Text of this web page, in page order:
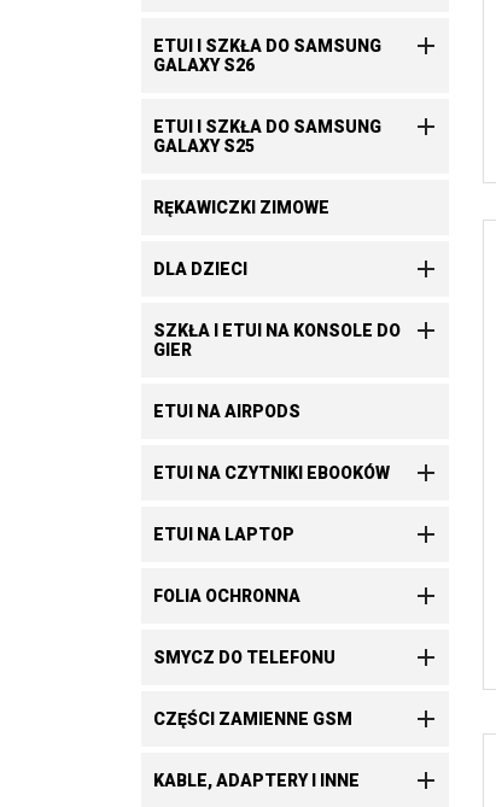
ETUI I SZKŁA DO SAMSUNG
GALAXY S26

ETUI I SZKŁA DO SAMSUNG
GALAXY S25

RĘKAWICZKI ZIMOWE
DLA DZIECI 
SZKŁA I ETUI NA KONSOLE DO
GIER

ETUI NA AIRPODS
ETUI NA CZYTNIKI EBOOKÓW 
ETUI NA LAPTOP 
FOLIA OCHRONNA 
SMYCZ DO TELEFONU 
CZĘŚCI ZAMIENNE GSM 
KABLE, ADAPTERY I INNE 